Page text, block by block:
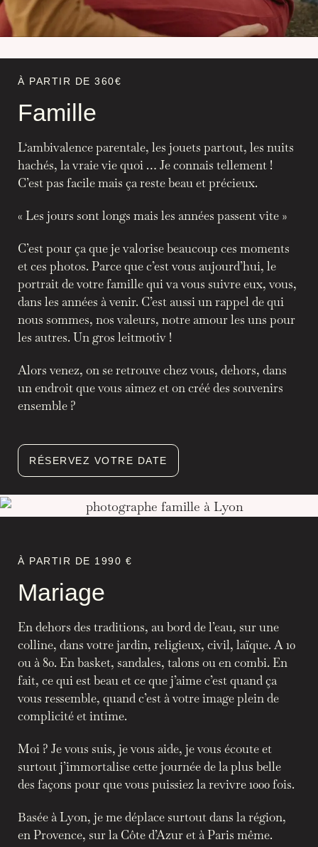
À PARTIR DE 360€
Famille
L‘ambivalence parentale, les jouets partout, les nuits
hachés, la vraie vie quoi … Je connais tellement !
C’est pas facile mais ça reste beau et précieux.
« Les jours sont longs mais les années passent vite »
C’est pour ça que je valorise beaucoup ces moments
et ces photos. Parce que c’est vous aujourd’hui, le
portrait de votre famille qui va vous suivre eux, vous,
dans les années à venir. C’est aussi un rappel de qui
nous sommes, nos valeurs, notre amour les uns pour
les autres. Un gros leitmotiv !
Alors venez, on se retrouve chez vous, dehors, dans
un endroit que vous aimez et on créé des souvenirs
ensemble ?
RÉSERVEZ VOTRE DATE
À PARTIR DE 1990 €
Mariage
En dehors des traditions, au bord de l’eau, sur une
colline, dans votre jardin, religieux, civil, laïque. A 10
ou à 80. En basket, sandales, talons ou en combi. En
fait, ce qui est beau et ce que j’aime c’est quand ça
vous ressemble, quand c’est à votre image plein de
complicité et intime.
Moi ? Je vous suis, je vous aide, je vous écoute et
surtout j’immortalise cette journée de la plus belle
des façons pour que vous puissiez la revivre 1000 fois.
Basée à Lyon, je me déplace surtout dans la région,
en Provence, sur la Côte d’Azur et à Paris même.